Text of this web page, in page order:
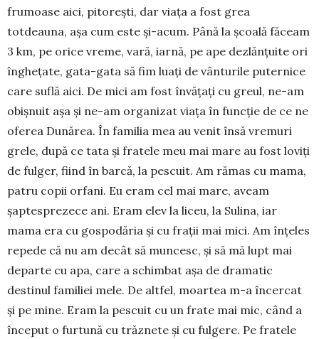
frumoase aici, pitorești, dar viața a fost grea
totdeauna, așa cum este și-acum. Până la școală fă­ceam
3 km, pe orice vreme, vară, iarnă, pe ape dezlănțuite ori
înghețate, gata-gata să fim luați de vânturile puternice
care suflă aici. De mici am fost învățați cu greul, ne-am
obișnuit așa și ne-am or­ga­nizat viața în funcție de ce ne
oferea Dunărea. În familia mea au venit însă vremuri
gre­le, după ce tata și fratele meu mai mare au fost loviți
de fulger, fiind în barcă, la pes­cuit. Am rămas cu mama,
patru copii orfani. Eu eram cel mai mare, aveam
șaptesprezece ani. Eram elev la liceu, la Sulina, iar
mama era cu gospodăria și cu frații mai mici. Am înțeles
repede că nu am decât să muncesc, și să mă lupt mai
departe cu apa, care a schimbat așa de dramatic
destinul familiei mele. De altfel, moartea m-a încercat
și pe mine. Eram la pescuit cu un frate mai mic, când a
început o furtună cu trăznete și cu fulgere. Pe fra­tele